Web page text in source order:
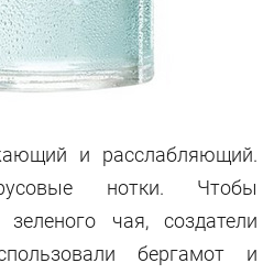
и расслабляющий.
нотки. Чтобы
чая, создатели
бергамот и